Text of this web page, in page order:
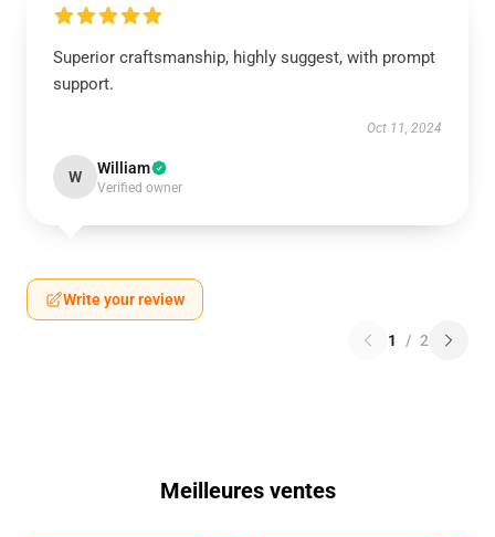
Superior craftsmanship, highly suggest, with prompt
support.
Oct 11, 2024
W William
Verified owner
Write your review
1 / 2
Meilleures ventes